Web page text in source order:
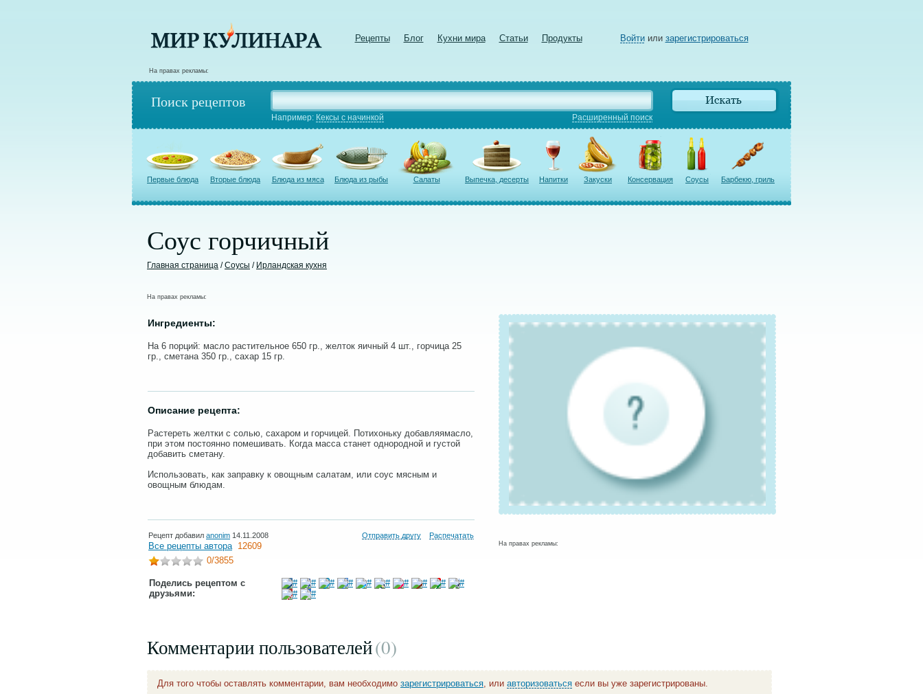
Рецепты Блог Кухни мира Статьи Продукты Войтиили зарегистрироваться
На правах рекламы:
Поиск рецептов
Например: Кексы с начинкой Расширенный поиск
Первые блюда Вторые блюда Блюда из мяса Блюда из рыбы Салаты Выпечка, десерты Напитки Закуски Консервация Соусы Барбекю, гриль
Соус горчичный
Главная страница /Соусы / Ирландская кухня
На правах рекламы:
Ингредиенты:
На 6 порций: масло растительное 650 гр., желток яичный 4 шт., горчица 25
гр., сметана 350 гр., сахар 15 гр.
Описание рецепта:
Растереть желтки с солью, сахаром и горчицей. Потихоньку добавляямасло,
при этом постоянно помешивать. Когда масса станет однородной и густой
добавить сметану.
Использовать, как заправку к овощным салатам, или соус мясным и
овощным блюдам.
Рецепт добавил anonim 14.11.2008 Отправить другу Распечатать
Все рецепты автора 12609
0/3855
Поделись рецептом с
друзьями:
На правах рекламы:
Комментарии пользователей(0)
Для того чтобы оставлять комментарии, вам необходимо зарегистрироваться, или авторизоваться если вы уже зарегистрированы.